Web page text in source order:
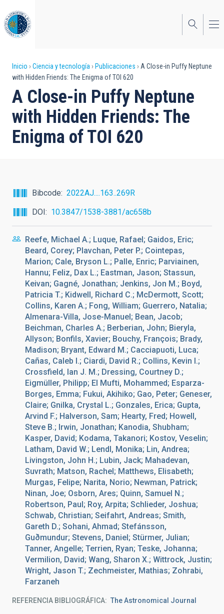
al
contenido
principal
Sobrescribir
enlaces
de
ayuda
a
Inicio Ciencia y tecnología Publicaciones
A Close-in Puffy Neptune
with Hidden Friends: The Enigma of TOI 620
A Close-in Puffy Neptune
with Hidden Friends: The
Enigma of TOI 620
Bibcode
2022AJ....163..269R
DOI
10.3847/1538-3881/ac658b
Reefe, Michael A.; Luque, Rafael; Gaidos, Eric;
Beard, Corey; Plavchan, Peter P.; Cointepas,
Marion; Cale, Bryson L.; Palle, Enric; Parviainen,
Hannu; Feliz, Dax L.; Eastman, Jason; Stassun,
Keivan; Gagné, Jonathan; Jenkins, Jon M.; Boyd,
Patricia T.; Kidwell, Richard C.; McDermott, Scott;
Collins, Karen A.; Fong, William; Guerrero, Natalia;
Almenara-Villa, Jose-Manuel; Bean, Jacob;
Beichman, Charles A.; Berberian, John; Bieryla,
Allyson; Bonfils, Xavier; Bouchy, François; Brady,
Madison; Bryant, Edward M.; Cacciapuoti, Luca;
Cañas, Caleb I.; Ciardi, David R.; Collins, Kevin I.;
Crossfield, Ian J. M.; Dressing, Courtney D.;
Eigmüller, Philipp; El Mufti, Mohammed; Esparza-
Borges, Emma; Fukui, Akihiko; Gao, Peter; Geneser,
Claire; Gnilka, Crystal L.; Gonzales, Erica; Gupta,
Arvind F.; Halverson, Sam; Hearty, Fred; Howell,
Steve B.; Irwin, Jonathan; Kanodia, Shubham;
Kasper, David; Kodama, Takanori; Kostov, Veselin;
Latham, David W.; Lendl, Monika; Lin, Andrea;
Livingston, John H.; Lubin, Jack; Mahadevan,
Suvrath; Matson, Rachel; Matthews, Elisabeth;
Murgas, Felipe; Narita, Norio; Newman, Patrick;
Ninan, Joe; Osborn, Ares; Quinn, Samuel N.;
Robertson, Paul; Roy, Arpita; Schlieder, Joshua;
Schwab, Christian; Seifahrt, Andreas; Smith,
Gareth D.; Sohani, Ahmad; Stefánsson,
Guðmundur; Stevens, Daniel; Stürmer, Julian;
Tanner, Angelle; Terrien, Ryan; Teske, Johanna;
Vermilion, David; Wang, Sharon X.; Wittrock, Justin;
Wright, Jason T.; Zechmeister, Mathias; Zohrabi,
Farzaneh
REFERENCIA BIBLIOGRÁFICA The Astronomical Journal